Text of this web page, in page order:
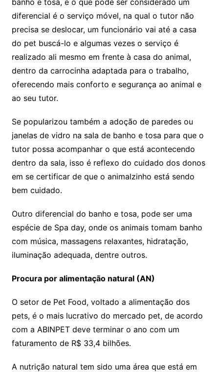
banho e tosa, e o que pode ser considerado um
diferencial é o serviço móvel, na qual o tutor não
precisa se deslocar, um funcionário vai até a casa
do pet buscá-lo e algumas vezes o serviço é
realizado ali mesmo em frente à casa do animal,
dentro da carrocinha adaptada para o trabalho,
oferecendo mais conforto e segurança ao animal e
ao seu tutor.
Se popularizou também a adoção de paredes ou
janelas de vidro na sala de banho e tosa para que o
tutor possa acompanhar o que está acontecendo
dentro da sala, isso é reflexo do cuidado dos donos
em se certificar de que o animalzinho está sendo
bem cuidado.
Outro diferencial do banho e tosa, pode ser uma
espécie de Spa day, onde os animais tomam banho
com música, massagens relaxantes, hidratação,
iluminação adequada, dentre outros.
Procura por alimentação natural (AN)
O setor de Pet Food, voltado a alimentação dos
pets, é o mais lucrativo do mercado pet, de acordo
com a ABINPET deve terminar o ano com um
faturamento de R$ 33,4 bilhões.
A nutrição natural tem sido uma área que está em